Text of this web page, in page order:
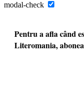
modal-check
Pentru a afla când
Literomania,